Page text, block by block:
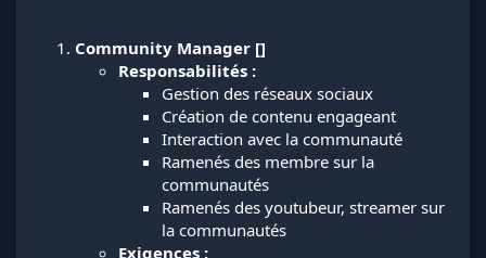
Community Manager []
Responsabilités :
Gestion des réseaux sociaux
Création de contenu engageant
Interaction avec la communauté
Ramenés des membre sur la
communautés
Ramenés des youtubeur, streamer sur
la communautés
Exigences :